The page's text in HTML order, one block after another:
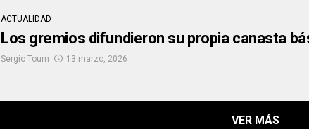
ACTUALIDAD
Los gremios difundieron su propia canasta
Sergio Tourn 13 marzo, 2026